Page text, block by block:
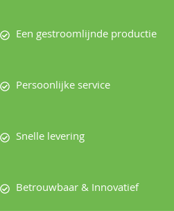
Een gestroomlijnde productie
Persoonlijke service
Snelle levering
Betrouwbaar & Innovatief